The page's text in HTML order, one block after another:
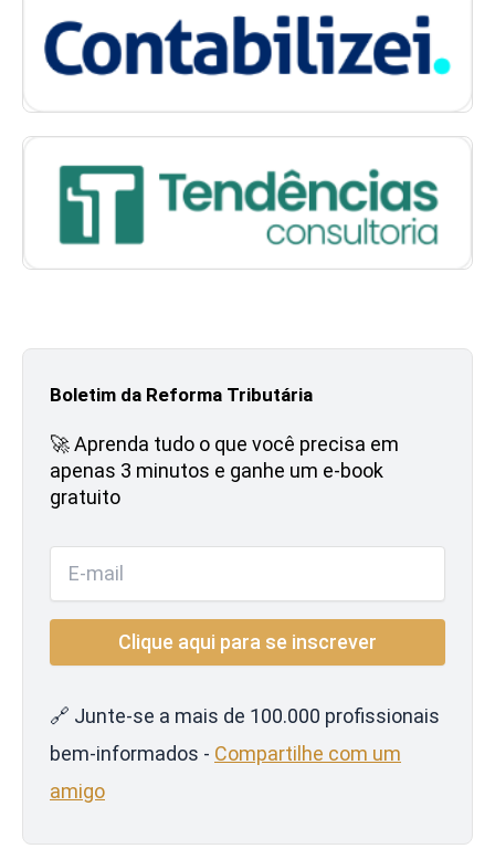
Boletim da Reforma Tributária
🚀 Aprenda tudo o que você precisa em
apenas 3 minutos e ganhe um e-book
gratuito
🔗 Junte-se a mais de 100.000 profissionais
bem-informados - Compartilhe com um
amigo